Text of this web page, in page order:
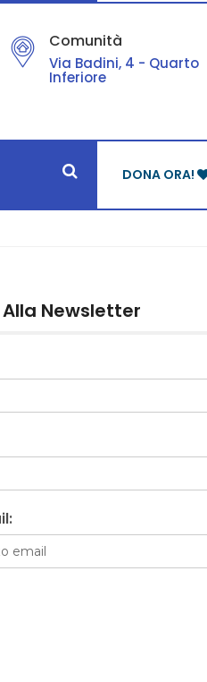
Comunità
Via Badini, 4 - Quarto
Inferiore
DONA ORA!
Newsletter